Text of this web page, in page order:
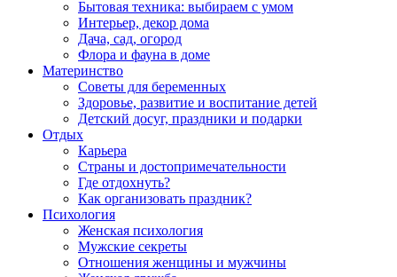
Бытовая техника: выбираем с умом
Интерьер, декор дома
Дача, сад, огород
Флора и фауна в доме
Материнство
Советы для беременных
Здоровье, развитие и воспитание детей
Детский досуг, праздники и подарки
Отдых
Карьера
Страны и достопримечательности
Где отдохнуть?
Как организовать праздник?
Психология
Женская психология
Мужские секреты
Отношения женщины и мужчины